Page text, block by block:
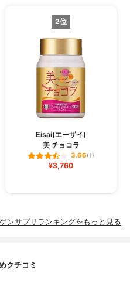
2位
Eisai(エーザイ)
美 チョコラ
3.66(1)
¥3,760
ンサプリランキングをもっと見る
クチコミ